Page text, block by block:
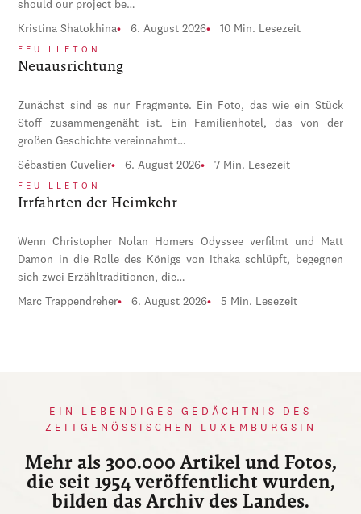
should our project be…
Kristina Shatokhina 6. August 2026 10 Min. Lesezeit
FEUILLETON
Neuausrichtung
Zunächst sind es nur Fragmente. Ein Foto, das wie ein Stück
Stoff zusammengenäht ist. Ein Familienhotel, das von der
großen Geschichte vereinnahmt…
Sébastien Cuvelier 6. August 2026 7 Min. Lesezeit
FEUILLETON
Irrfahrten der Heimkehr
Wenn Christopher Nolan Homers Odyssee verfilmt und Matt
Damon in die Rolle des Königs von Ithaka schlüpft, begegnen
sich zwei Erzähltraditionen, die…
Marc Trappendreher 6. August 2026 5 Min. Lesezeit
EIN LEBENDIGES GEDÄCHTNIS DES
ZEITGENÖSSISCHEN LUXEMBURGSIN
Mehr als 300.000 Artikel und Fotos,
die seit 1954 veröffentlicht wurden,
bilden das Archiv des Landes.